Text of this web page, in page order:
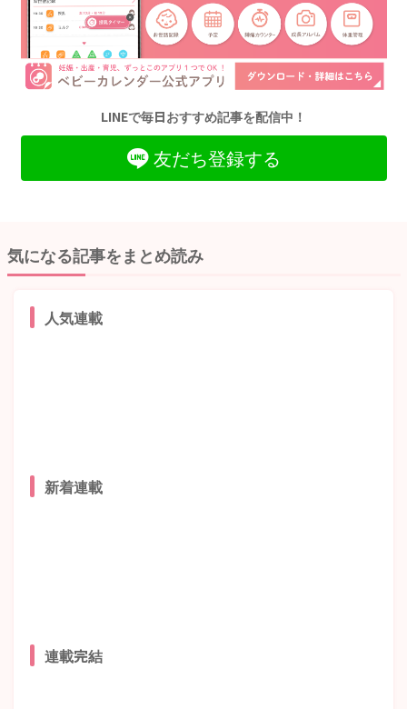
LINEで毎日おすすめ記事を配信中！
友だち登録する
気になる記事をまとめ読み
人気連載
新着連載
連載完結